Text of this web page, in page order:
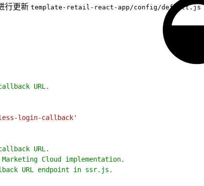
行更新 template-retail-react-app/config/default.js
URL.
login-callback'
URL.
Cloud implementation.
URL endpoint in ssr.js.